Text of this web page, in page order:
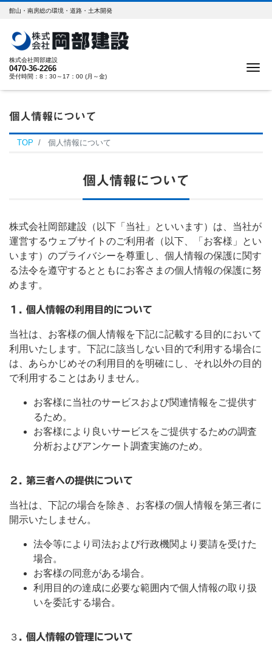
館山・南房総の環境・道路・土木開発
株式会社岡部建設
0470-36-2266
受付時間：8：30～17：00 (月～金)
個人情報について
TOP 個人情報について
個人情報について
株式会社岡部建設（以下「当社」といいます）は、当社が
運営するウェブサイトのご利用者（以下、「お客様」とい
います）のプライバシーを尊重し、個人情報の保護に関す
る法令を遵守するとともにお客さまの個人情報の保護に努
めます。
１. 個人情報の利用目的について
当社は、お客様の個人情報を下記に記載する目的において
利用いたします。下記に該当しない目的で利用する場合に
は、あらかじめその利用目的を明確にし、それ以外の目的
で利用することはありません。
お客様に当社のサービスおよび関連情報をご提供す
るため。
お客様により良いサービスをご提供するための調査
分析およびアンケート調査実施のため。
２. 第三者への提供について
当社は、下記の場合を除き、お客様の個人情報を第三者に
開示いたしません。
法令等により司法および行政機関より要請を受けた
場合。
お客様の同意がある場合。
利用目的の達成に必要な範囲内で個人情報の取り扱
いを委託する場合。
３ . 個人情報の管理について